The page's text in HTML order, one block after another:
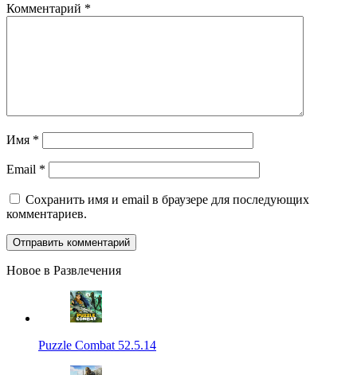
Комментарий *
Имя *
Email *
Сохранить имя и email в браузере для последующих
комментариев.
Новое в Развлечения
Puzzle Combat 52.5.14